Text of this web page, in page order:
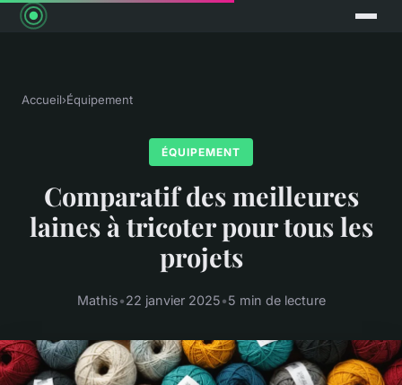
Accueil›Équipement
ÉQUIPEMENT
Comparatif des meilleures
laines à tricoter pour tous les
projets
Mathis•22 janvier 2025•5 min de lecture